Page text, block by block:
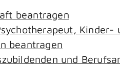
beantragen
beantragen
und